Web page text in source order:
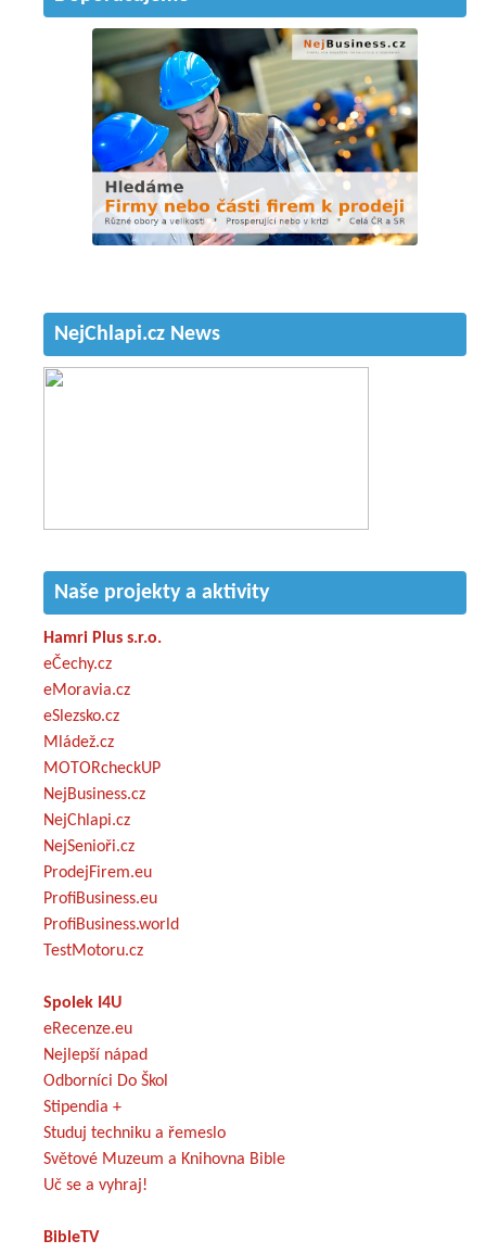
NejChlapi.cz News
Naše projekty a aktivity
Hamri Plus s.r.o.
eČechy.cz
eMoravia.cz
eSlezsko.cz
Mládež.cz
MOTORcheckUP
NejBusiness.cz
NejChlapi.cz
NejSenioři.cz
ProdejFirem.eu
ProfiBusiness.eu
ProfiBusiness.world
TestMotoru.cz
Spolek I4U
eRecenze.eu
Nejlepší nápad
Odborníci Do Škol
Stipendia +
Studuj techniku a řemeslo
Světové Muzeum a Knihovna Bible
Uč se a vyhraj!
BibleTV